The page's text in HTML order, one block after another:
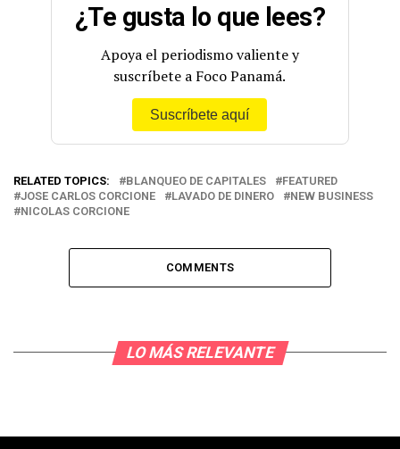
¿Te gusta lo que lees?
Apoya el periodismo valiente y
suscríbete a Foco Panamá.
Suscríbete aquí
RELATED TOPICS: BLANQUEO DE CAPITALES
FEATURED
JOSE CARLOS CORCIONE
LAVADO DE DINERO
NEW BUSINESS
NICOLAS CORCIONE
COMMENTS
LO MÁS RELEVANTE